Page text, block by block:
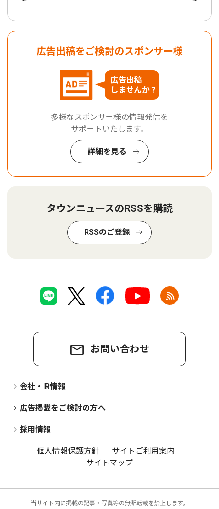
広告出稿をご検討のスポンサー様
広告出稿
しませんか？
多様なスポンサー様の情報発信を
サポートいたします。
詳細を見る
タウンニュースのRSSを購読
RSSのご登録
お問い合わせ
会社・IR情報
広告掲載をご検討の方へ
採用情報
個人情報保護方針
サイトご利用案内
サイトマップ
当サイト内に掲載の記事・写真等の無断転載を禁止します。